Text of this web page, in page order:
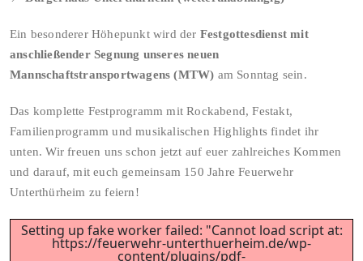
Ein besonderer Höhepunkt wird der Festgottesdienst mit
anschließender Segnung unseres neuen
Mannschaftstransportwagens (MTW) am Sonntag sein.
Das komplette Festprogramm mit Rockabend, Festakt,
Familienprogramm und musikalischen Highlights findet ihr
unten. Wir freuen uns schon jetzt auf euer zahlreiches Kommen
und darauf, mit euch gemeinsam 150 Jahre Feuerwehr
Unterthürheim zu feiern!
Setting up fake worker failed: "Cannot load script at:
https://feuerwehr-unterthuerheim.de/wp-
content/plugins/pdf-